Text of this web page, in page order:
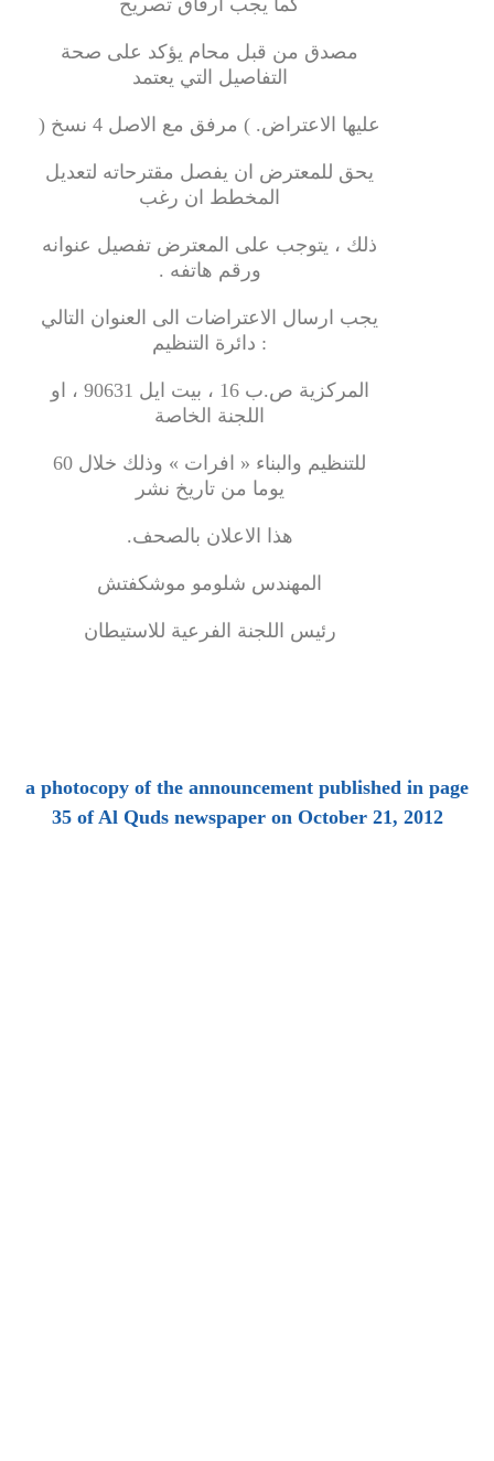
مصدق من قبل محام يؤكد على صحة
التفاصيل التي يعتمد
عليها الاعتراض. ) مرفق مع الاصل 4 نسخ (
يحق للمعترض ان يفصل مقترحاته لتعديل
المخطط ان رغب
ذلك ، يتوجب على المعترض تفصيل عنوانه
ورقم هاتفه .
يجب ارسال الاعتراضات الى العنوان التالي
: دائرة التنظيم
المركزية ص.ب 16 ، بيت ايل 90631 ، او
اللجنة الخاصة
للتنظيم والبناء « افرات » وذلك خلال 60
يوما من تاريخ نشر
هذا الاعلان بالصحف.
المهندس شلومو موشكفتش
رئيس اللجنة الفرعية للاستيطان
a photocopy of the announcement published in page
35 of Al Quds newspaper on October 21, 2012